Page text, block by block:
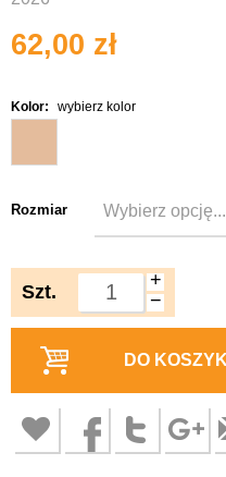
62,00 zł
Kolor: wybierz kolor
Rozmiar
Szt.
+
−
DO